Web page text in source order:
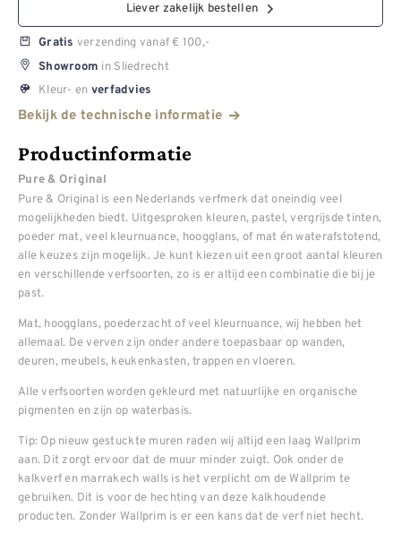
Liever zakelijk bestellen
Gratis verzending vanaf € 100,-
Showroom in Sliedrecht
Kleur- en verfadvies
Bekijk de technische informatie
Productinformatie
Pure & Original
Pure & Original is een Nederlands verfmerk dat oneindig veel
mogelijkheden biedt. Uitgesproken kleuren, pastel, vergrijsde tinten,
poeder mat, veel kleurnuance, hoogglans, of mat én waterafstotend,
alle keuzes zijn mogelijk. Je kunt kiezen uit een groot aantal kleuren
en verschillende verfsoorten, zo is er altijd een combinatie die bij je
past.
Mat, hoogglans, poederzacht of veel kleurnuance, wij hebben het
allemaal. De verven zijn onder andere toepasbaar op wanden,
deuren, meubels, keukenkasten, trappen en vloeren.
Alle verfsoorten worden gekleurd met natuurlijke en organische
pigmenten en zijn op waterbasis.
Tip: Op nieuw gestuckte muren raden wij altijd een laag Wallprim
aan. Dit zorgt ervoor dat de muur minder zuigt. Ook onder de
kalkverf en marrakech walls is het verplicht om de Wallprim te
gebruiken. Dit is voor de hechting van deze kalkhoudende
producten. Zonder Wallprim is er een kans dat de verf niet hecht.